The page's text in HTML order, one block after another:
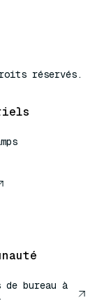
réservés.
de bureau à